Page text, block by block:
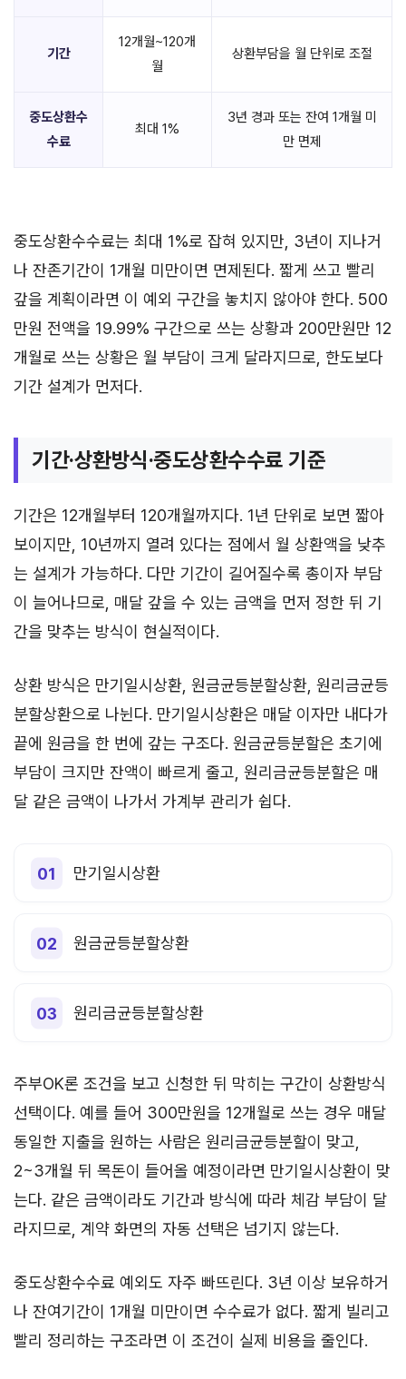
기간
12개월~120개
월
상환부담을 월 단위로 조절
중도상환수
수료
최대 1%
3년 경과 또는 잔여 1개월 미
만 면제
중도상환수수료는 최대 1%로 잡혀 있지만, 3년이 지나거
나 잔존기간이 1개월 미만이면 면제된다. 짧게 쓰고 빨리
갚을 계획이라면 이 예외 구간을 놓치지 않아야 한다. 500
만원 전액을 19.99% 구간으로 쓰는 상황과 200만원만 12
개월로 쓰는 상황은 월 부담이 크게 달라지므로, 한도보다
기간 설계가 먼저다.
기간·상환방식·중도상환수수료 기준
기간은 12개월부터 120개월까지다. 1년 단위로 보면 짧아
보이지만, 10년까지 열려 있다는 점에서 월 상환액을 낮추
는 설계가 가능하다. 다만 기간이 길어질수록 총이자 부담
이 늘어나므로, 매달 갚을 수 있는 금액을 먼저 정한 뒤 기
간을 맞추는 방식이 현실적이다.
상환 방식은 만기일시상환, 원금균등분할상환, 원리금균등
분할상환으로 나뉜다. 만기일시상환은 매달 이자만 내다가
끝에 원금을 한 번에 갚는 구조다. 원금균등분할은 초기에
부담이 크지만 잔액이 빠르게 줄고, 원리금균등분할은 매
달 같은 금액이 나가서 가계부 관리가 쉽다.
만기일시상환
원금균등분할상환
원리금균등분할상환
주부OK론 조건을 보고 신청한 뒤 막히는 구간이 상환방식
선택이다. 예를 들어 300만원을 12개월로 쓰는 경우 매달
동일한 지출을 원하는 사람은 원리금균등분할이 맞고,
2~3개월 뒤 목돈이 들어올 예정이라면 만기일시상환이 맞
는다. 같은 금액이라도 기간과 방식에 따라 체감 부담이 달
라지므로, 계약 화면의 자동 선택은 넘기지 않는다.
중도상환수수료 예외도 자주 빠뜨린다. 3년 이상 보유하거
나 잔여기간이 1개월 미만이면 수수료가 없다. 짧게 빌리고
빨리 정리하는 구조라면 이 조건이 실제 비용을 줄인다.